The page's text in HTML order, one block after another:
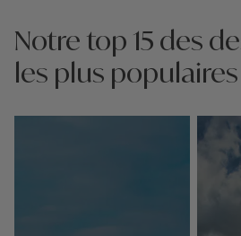
Notre top 15 des
les plus populaires